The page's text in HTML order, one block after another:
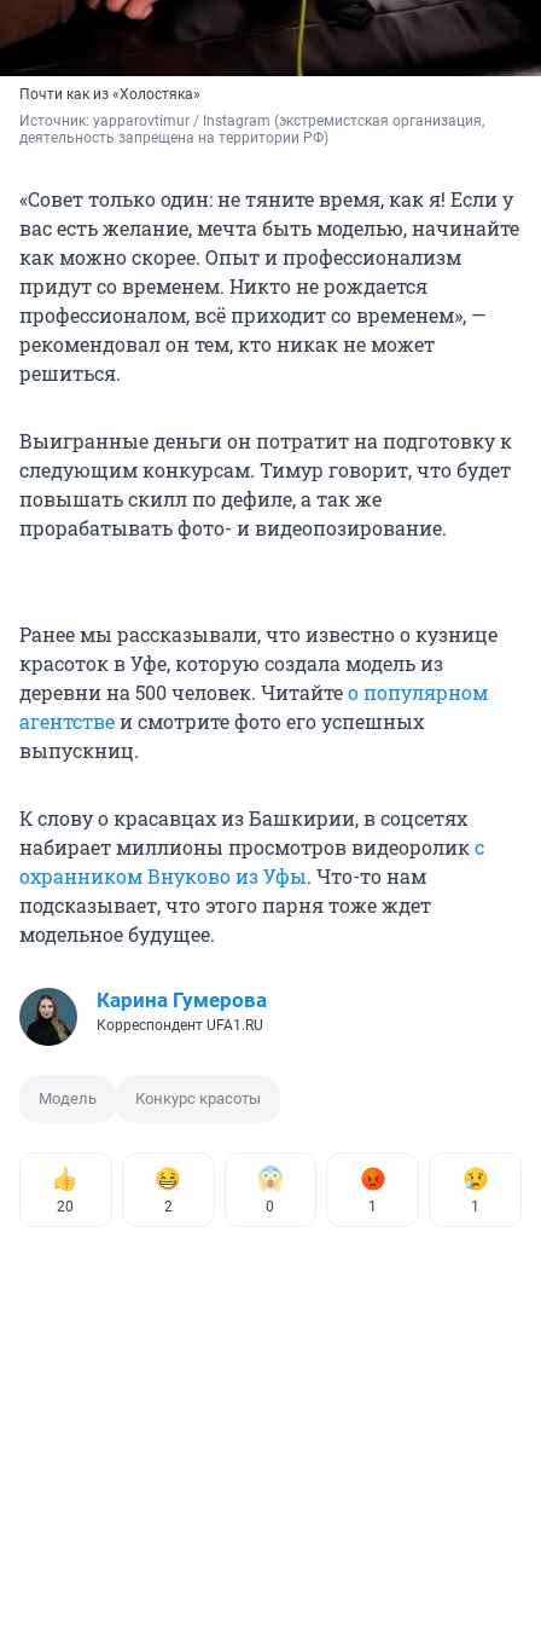
Почти как из «Холостяка»
Источник: yapparovtimur / Instagram (экстремистская организация,
деятельность запрещена на территории РФ)
«Совет только один: не тяните время, как я! Если у
вас есть желание, мечта быть моделью, начинайте
как можно скорее. Опыт и профессионализм
придут со временем. Никто не рождается
профессионалом, всё приходит со временем», —
рекомендовал он тем, кто никак не может
решиться.
Выигранные деньги он потратит на подготовку к
следующим конкурсам. Тимур говорит, что будет
повышать скилл по дефиле, а так же
прорабатывать фото- и видеопозирование.
Ранее мы рассказывали, что известно о кузнице
красоток в Уфе, которую создала модель из
деревни на 500 человек. Читайтео популярном
агентствеи смотрите фото его успешных
выпускниц.
К слову о красавцах из Башкирии, в соцсетях
набирает миллионы просмотров видеороликс
охранником Внуково из Уфы. Что-то нам
подсказывает, что этого парня тоже ждет
модельное будущее.
Карина Гумерова
Корреспондент UFA1.RU
Модель Конкурс красоты
20 2 0 1 1